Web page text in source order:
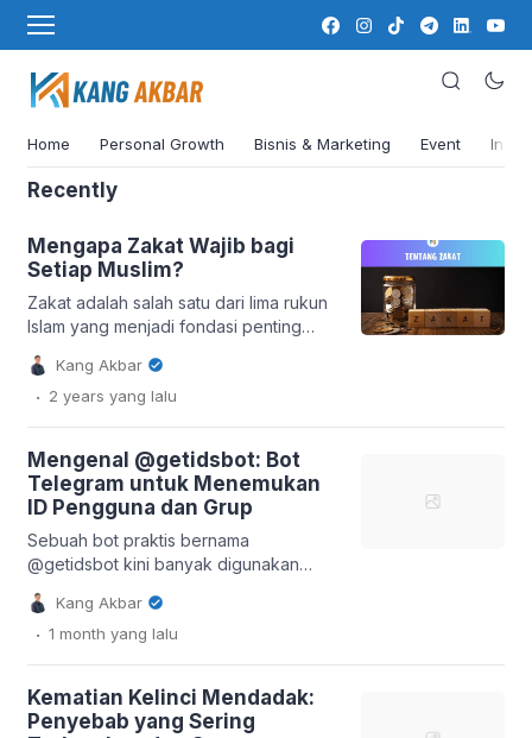
Home Personal Growth Bisnis & Marketing Event
Hikmah
Recently
Mengapa Zakat Wajib bagi
Setiap Muslim?
Zakat adalah salah satu dari lima rukun
Islam yang menjadi fondasi penting
dan keseimbangan sosial dalam
masyarakat. Meskipun demikian,
menyelami hakikat serta fungsi
besarnya. Padahal, zakat merupakan
instrumen penting dalam distribusi
kekayaan dan pemberdayaan umat,
sebagaimana diajarkan dalam Islam.
Kang Akbar
. 2 years yang lalu
Mengenal @getidsbot: Bot
Telegram untuk Menemukan
ID Pengguna dan Grup
Sebuah bot praktis bernama
@getidsbot kini banyak digunakan
mendapatkan identifikasi numerik unik
dari berbagai entitas di platform
pengembang bot, untuk dengan cepat
menemukan ID pengguna, grup, atau
Kang Akbar
. 1 month yang lalu
Kematian Kelinci Mendadak:
Penyebab yang Sering